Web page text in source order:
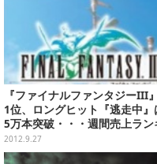
『ファイナルファンタジーIII
1位、ロングヒット『逃走中』
5万本突破・・・週間売上ラン
ング(9月17日～23日)
2012.9.27